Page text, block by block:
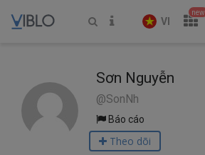
VI
new
Sơn Nguyễn
@SonNh
Báo cáo
Theo dõi